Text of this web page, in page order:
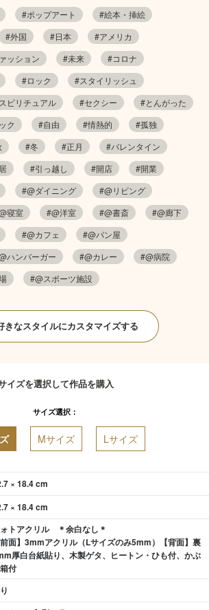
#ポップアート
#絵本・挿絵
#外国 #日本
#アメリカ
ッション #未来
#コロナ
#ロック
#スタイリッシュ
ピリチュアル #セクシー
#とんがった
ク #自由 #情熱的
#孤独
#冬 #正月
#バレンタイン
#引っ越し #開店
#開業
#@ダイニング
#@リビング
寝室 #@洋室 #@書斎
#@廊下
#@カフェ
#@パン屋
ハンバーガー #@カレー
#@病院
#@スポーツ施設
きなスタイルにカスタマイズする
イズを選択して作品を購入
サイズ選択：
Mサイズ Lサイズ
× 18.4 cm
× 18.4 cm
トアクリル ＊余白なし＊
前面】3mmアクリル（Lサイズのみ5mm）【背面】裏
厚白台紙貼り、木製ゲタ、ヒートン・ひも付、かぶ
付